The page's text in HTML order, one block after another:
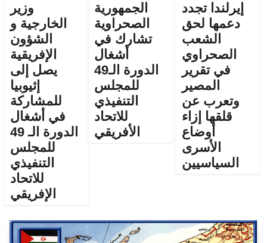
إيرلندا تجدد
دعمها لحق
الشعب
الصحراوي
في تقرير
المصير
وتعرب عن
قلقها إزاء
أوضاع
الأسرى
السياسيين
الجمهورية
الصحراوية
تشارك في
أشغال
الدورة الـ49
للمجلس
التنفيذي
للاتحاد
الأفريقي
وزير
الخارجية و
الشؤون
الإفريقية
يصل إلى
إثيوبيا
للمشاركة
في أشغال
الدورة الـ 49
للمجلس
التنفيذي
للاتحاد
الإفريقي